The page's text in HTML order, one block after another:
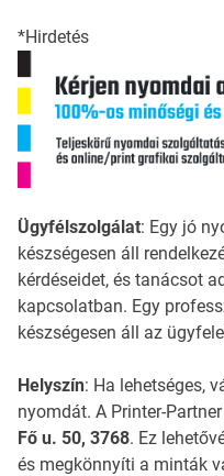
*Hirdetés
Ügyfélszolgálat: Egy jó
készségesen áll
kérdéseidet, és tanácsot
kapcsolatban. Egy
készségesen áll az
Helyszín: Ha lehetséges,
nyomdát. A Printer-
Fő u. 50, 3768. Ez
és megkönnyíti a minták